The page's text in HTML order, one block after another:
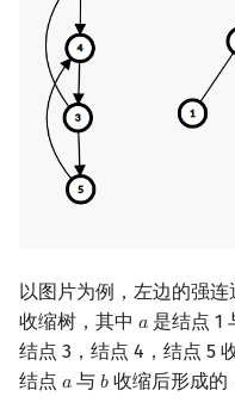
以图片为例，左边的强
收缩树，其中 𝑎
a 是结点 1
结点 3，结点 4，结点 5
结点 𝑎
a 与𝑏
b 收缩后形成的